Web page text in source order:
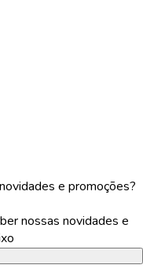
e promoções?
nossas novidades e